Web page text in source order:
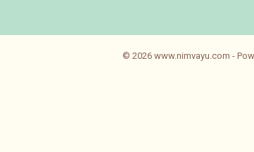
© 2026 www.nimvayu.com -